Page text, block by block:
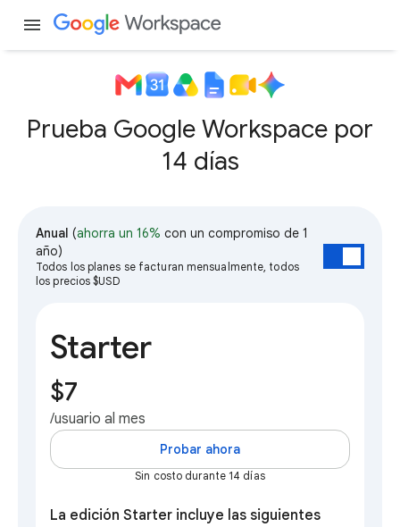
menu
Prueba Google Workspace por
14 días
Anual (ahorra un 16% con un compromiso de 1
año)
Todos los planes se facturan mensualmente, todos
los precios $USD
Starter
$7
/usuario al mes
Probar ahora
Sin costo durante 14 días
La edición Starter incluye las siguientes